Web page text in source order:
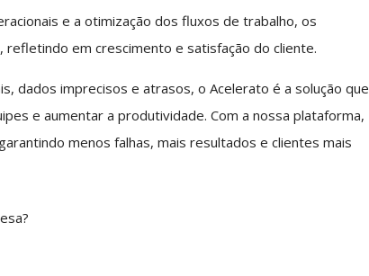
e a otimização dos fluxos de trabalho, os
em crescimento e satisfação do cliente.
dados imprecisos e atrasos, o Acelerato é a solução que
e aumentar a produtividade. Com a nossa plataforma,
menos falhas, mais resultados e clientes mais